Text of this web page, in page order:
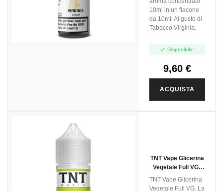
10ml in un flacone
da 10ml. Al gusto di
Tabacco Virginia.
 Disponibile!
9,60 €
ACQUISTA
TNT Vape Glicerina
Vegetale Full VG -
30ml In 120ml
TNT Vape Glicerina
Vegetale Full VG. La